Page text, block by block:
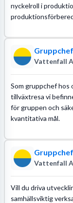
nyckelroll i
Vattenfall
Som gruppchef hos
tillväxtresa vi
för gruppen och
kvantitativa mål.
Vattenfall
Vill du driva
samhällsviktig